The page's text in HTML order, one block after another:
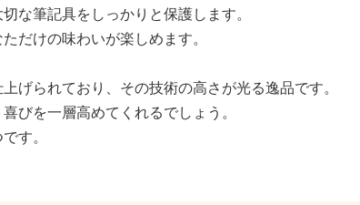
な筆記具をしっかりと保護します。
だけの味わいが楽しめます。
げられており、その技術の高さが光る逸品です。
びを一層高めてくれるでしょう。
す。